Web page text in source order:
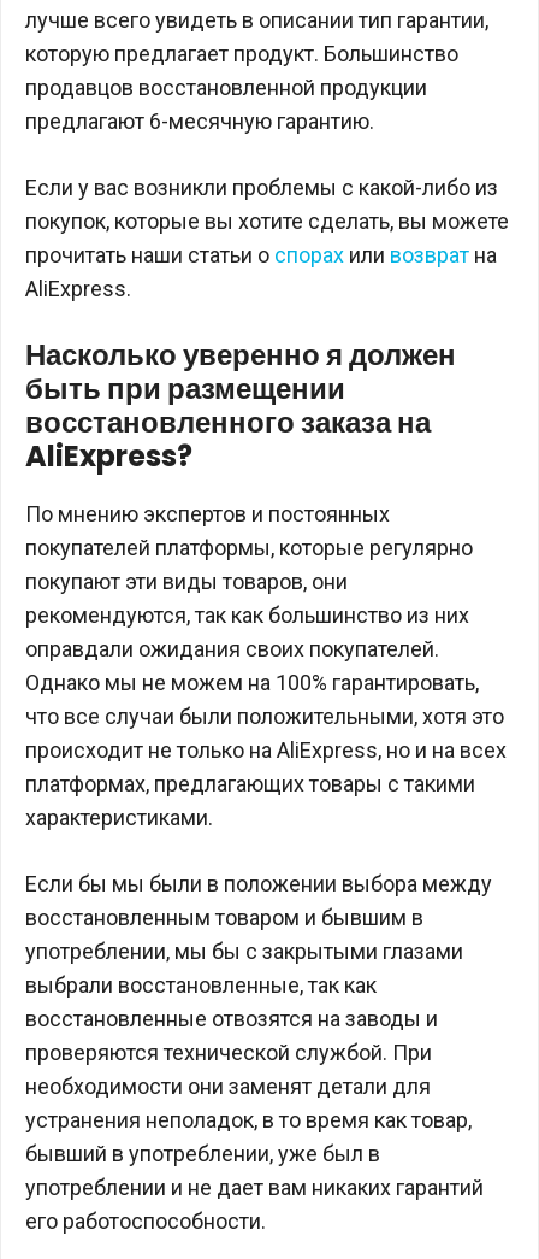
лучше всего увидеть в описании тип гарантии,
которую предлагает продукт. Большинство
продавцов восстановленной продукции
предлагают 6-месячную гарантию.
Если у вас возникли проблемы с какой-либо из
покупок, которые вы хотите сделать, вы можете
прочитать наши статьи о спорах или возврат на
AliExpress.
Насколько уверенно я должен
быть при размещении
восстановленного заказа на
AliExpress?
По мнению экспертов и постоянных
покупателей платформы, которые регулярно
покупают эти виды товаров, они
рекомендуются, так как большинство из них
оправдали ожидания своих покупателей.
Однако мы не можем на 100% гарантировать,
что все случаи были положительными, хотя это
происходит не только на AliExpress, но и на всех
платформах, предлагающих товары с такими
характеристиками.
Если бы мы были в положении выбора между
восстановленным товаром и бывшим в
употреблении, мы бы с закрытыми глазами
выбрали восстановленные, так как
восстановленные отвозятся на заводы и
проверяются технической службой. При
необходимости они заменят детали для
устранения неполадок, в то время как товар,
бывший в употреблении, уже был в
употреблении и не дает вам никаких гарантий
его работоспособности.